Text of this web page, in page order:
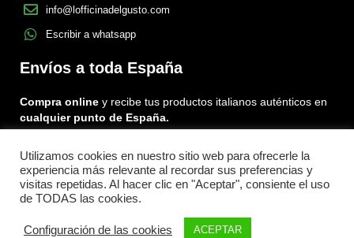
info@lofficinadelgusto.com
Escribir a whatsapp
Envíos a toda España
Compra online y recibe tus productos italianos auténticos en
cualquier punto de España.
Encuéntranos en:
FacebookInstagram
Tiktok
Menu
Utilizamos cookies en nuestro sitio web para ofrecerle la
experiencia más relevante al recordar sus preferencias y
visitas repetidas. Al hacer clic en "Aceptar", consiente el uso
de TODAS las cookies.
Configuración de las cookies ACEPTAR